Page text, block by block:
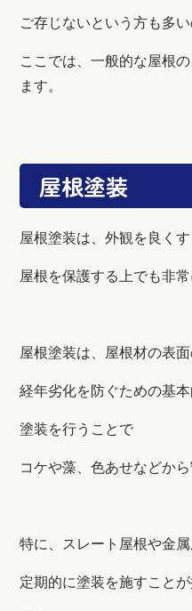
ご存じないという方も多
ここでは、一般的な屋根
ます。
屋根塗装
屋根塗装は、外観を良く
屋根を保護する上でも非
屋根塗装は、屋根材の表
経年劣化を防ぐための基
塗装を行うことで
コケや藻、色あせなどか
特に、スレート屋根や金
定期的に塗装を施すこと